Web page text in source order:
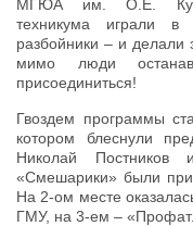
МГЮА им. О.Е.
техникума играли в
разбойники – и делали
мимо люди
присоединиться!
Гвоздем программы
котором блеснули
Николай
«Смешарики» были
На 2-ом месте
ГМУ, на 3-ем –